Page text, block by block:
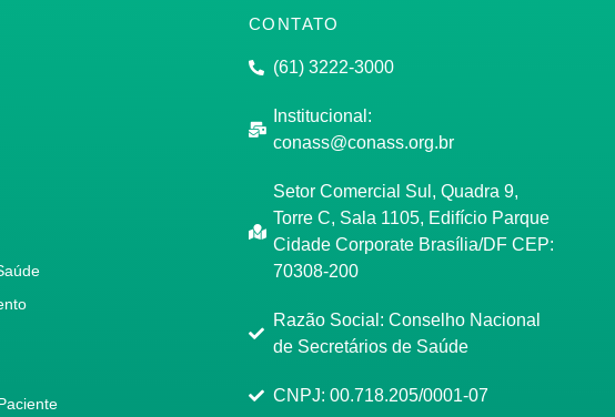
CONTATO
(61) 3222-3000
Institucional:
conass@conass.org.br
Setor Comercial Sul, Quadra 9,
Torre C, Sala 1105, Edifício Parque
Cidade Corporate Brasília/DF CEP:
70308-200
Razão Social: Conselho Nacional
de Secretários de Saúde
CNPJ: 00.718.205/0001-07